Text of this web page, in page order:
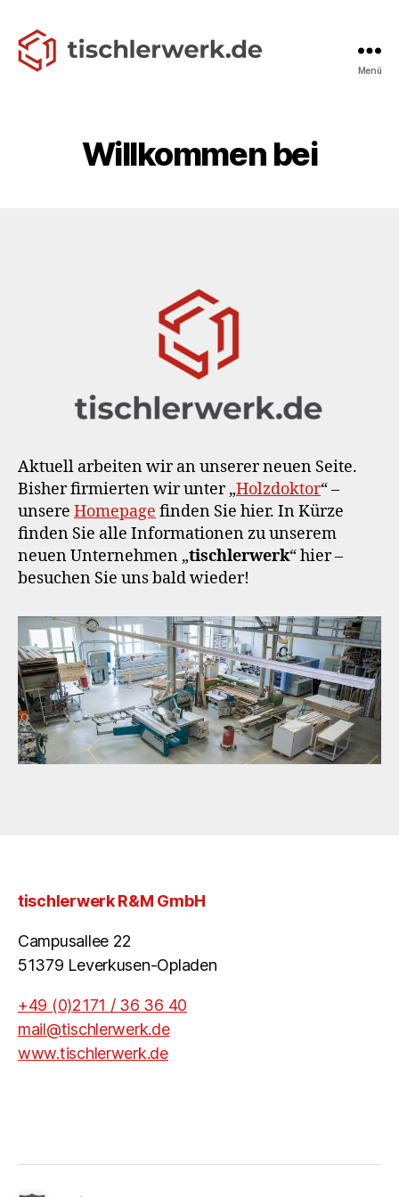
Menü
Willkommen bei
Aktuell arbeiten wir an unserer neuen Seite.
Bisher firmierten wir unter „Holzdoktor“ –
unsere Homepage finden Sie hier. In Kürze
finden Sie alle Informationen zu unserem
neuen Unternehmen „tischlerwerk“ hier –
besuchen Sie uns bald wieder!
tischlerwerk R&M GmbH
Campusallee 22
51379 Leverkusen-Opladen
+49 (0)2171 / 36 36 40
mail@tischlerwerk.de
www.tischlerwerk.de